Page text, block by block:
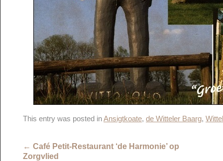
This entry was posted inAnsigtkoate, de Witteler Baarg,
← Café Petit-Restaurant ‘de Harmonie’ op
Zorgvlied